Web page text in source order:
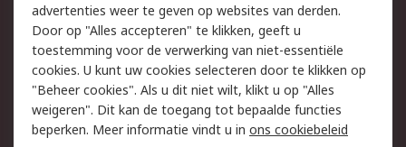
Wettelijk
Cookiebeleid
Email veiligheid
Privacybeleid
Websitevoorwaarden
Algemene
verkoopvoorwaarden
advertenties weer te geven op websites van derden.
Door op "Alles accepteren" te klikken, geeft u
toestemming voor de verwerking van niet-essentiële
cookies. U kunt uw cookies selecteren door te klikken op
"Beheer cookies". Als u dit niet wilt, klikt u op "Alles
weigeren". Dit kan de toegang tot bepaalde functies
beperken. Meer informatie vindt u in ons cookiebeleid